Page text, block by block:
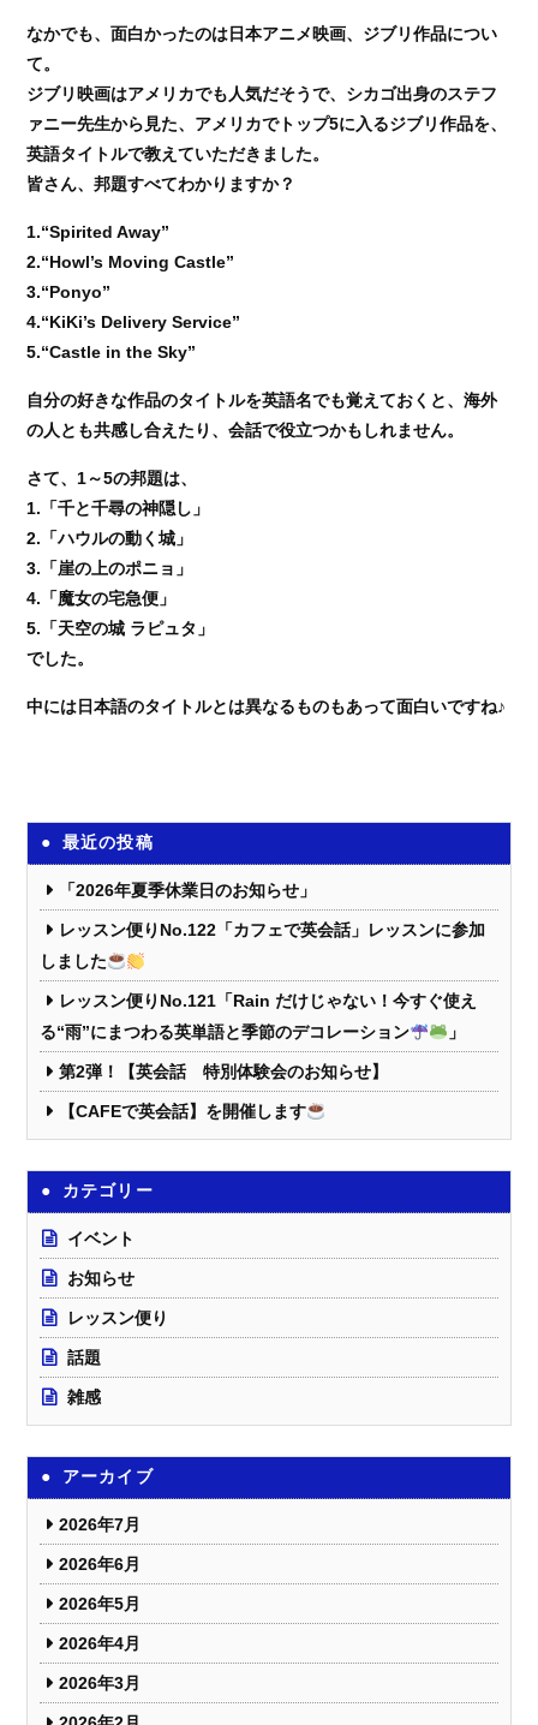
なかでも、面白かったのは日本アニメ映画、ジブリ作品につい
て。
ジブリ映画はアメリカでも人気だそうで、シカゴ出身のステフ
ァニー先生から見た、アメリカでトップ5に入るジブリ作品を、
英語タイトルで教えていただきました。
皆さん、邦題すべてわかりますか？
1.“Spirited Away”
2.“Howl’s Moving Castle”
3.“Ponyo”
4.“KiKi’s Delivery Service”
5.“Castle in the Sky”
自分の好きな作品のタイトルを英語名でも覚えておくと、海外
の人とも共感し合えたり、会話で役立つかもしれません。
さて、1～5の邦題は、
1.「千と千尋の神隠し」
2.「ハウルの動く城」
3.「崖の上のポニョ」
4.「魔女の宅急便」
5.「天空の城 ラピュタ」
でした。
中には日本語のタイトルとは異なるものもあって面白いですね♪
最近の投稿
「2026年夏季休業日のお知らせ」
レッスン便りNo.122「カフェで英会話」レッスンに参加
しました
レッスン便りNo.121「Rain だけじゃない！今すぐ使え
る“雨”にまつわる英単語と季節のデコレーション
」
第2弾！【英会話 特別体験会のお知らせ】
【CAFEで英会話】を開催します
カテゴリー
イベント
お知らせ
レッスン便り
話題
雑感
アーカイブ
2026年7月
2026年6月
2026年5月
2026年4月
2026年3月